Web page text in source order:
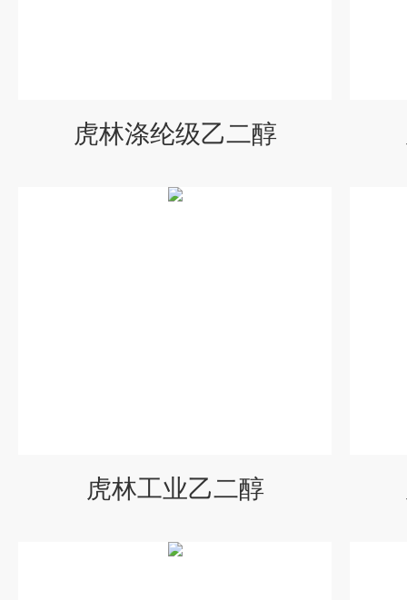
虎林涤纶级乙二醇
虎林工业乙二醇